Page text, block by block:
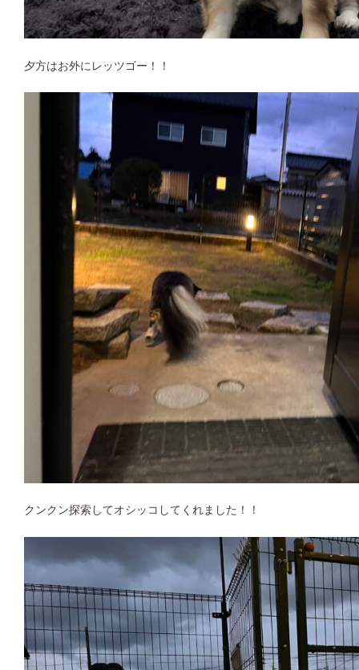
夕方はお外にレッツゴー！！
クンクン探索してオシッコしてくれました！！